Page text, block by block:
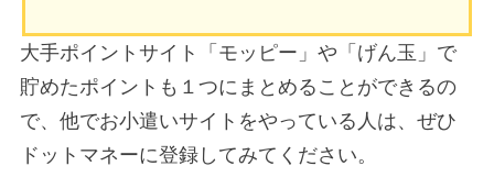
大手ポイントサイト「モッピー」や「げん玉」で
貯めたポイントも１つにまとめることができるの
で、他でお小遣いサイトをやっている人は、ぜひ
ドットマネーに登録してみてください。